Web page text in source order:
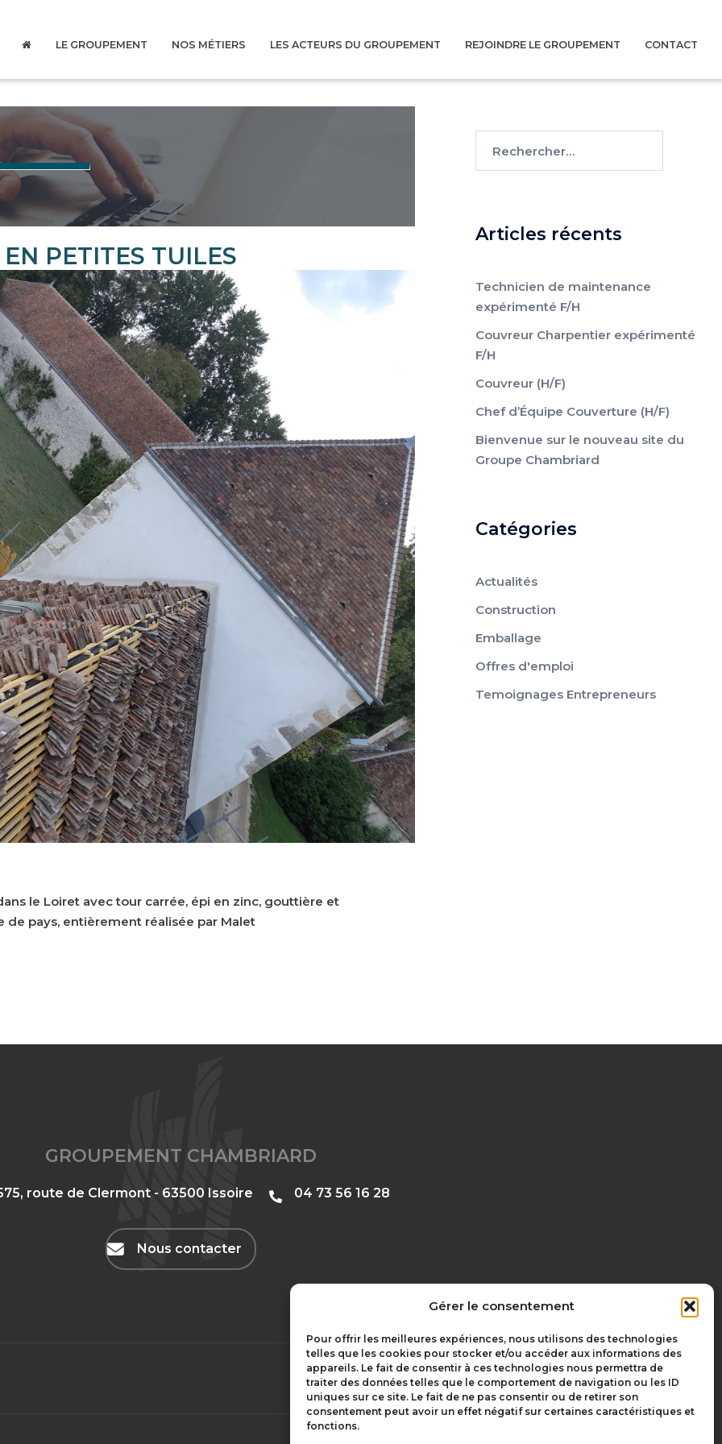
Gérer le consentement
Pour offrir les meilleures expériences, nous utilisons des technologies
telles que les cookies pour stocker et/ou accéder aux informations des
appareils. Le fait de consentir à ces technologies nous permettra de
traiter des données telles que le comportement de navigation ou les ID
uniques sur ce site. Le fait de ne pas consentir ou de retirer son
consentement peut avoir un effet négatif sur certaines caractéristiques et
fonctions.
LE GROUPEMENT NOS MÉTIERS LES ACTEURS DU GROUPEMENT REJOINDRE LE GROUPEMENT CONTACT
PETITES TUILES
le Loiret avec tour carrée, épi en zinc, gouttière et
pays, entièrement réalisée par Malet
Articles récents
Technicien de maintenance
expérimenté F/H
Couvreur Charpentier expérimenté
F/H
Couvreur (H/F)
Chef d’Équipe Couverture (H/F)
Bienvenue sur le nouveau site du
Groupe Chambriard
Catégories
Actualités
Construction
Emballage
Offres d'emploi
Temoignages Entrepreneurs
GROUPEMENT CHAMBRIARD
route de Clermont - 63500 Issoire ‭04 73 56 16 28‬
Nous contacter
olivgraphic.com